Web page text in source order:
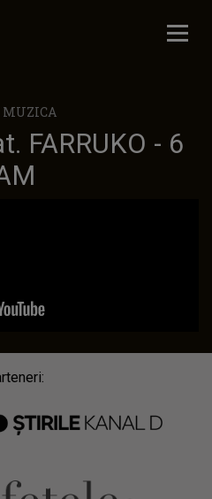
MUZICA
FARRUKO - 6